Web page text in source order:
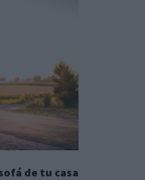
de tu casa